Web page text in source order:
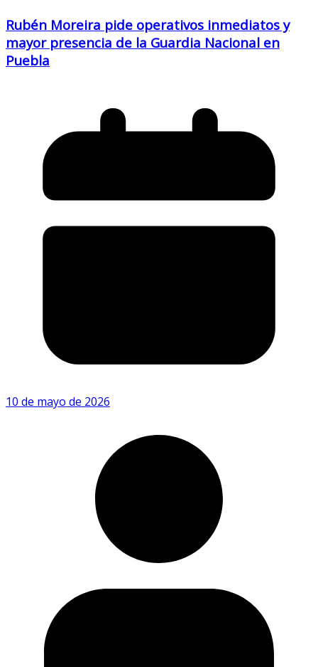
Rubén Moreira pide operativos inmediatos y
mayor presencia de la Guardia Nacional en
Puebla
10 de mayo de 2026